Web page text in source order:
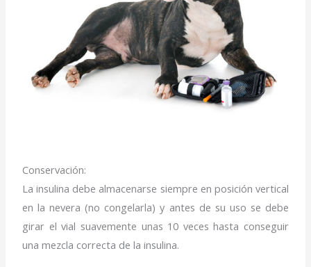
Conservación:
La insulina debe almacenarse siempre en posición vertical
en la nevera (no congelarla) y antes de su uso se debe
girar el vial suavemente unas 10 veces hasta conseguir
una mezcla correcta de la insulina.